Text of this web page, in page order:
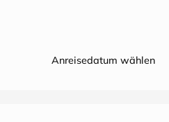
Anreisedatum wählen